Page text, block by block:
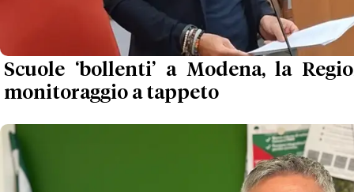
Scuole ‘bollenti’ a Modena, la
monitoraggio a tappeto